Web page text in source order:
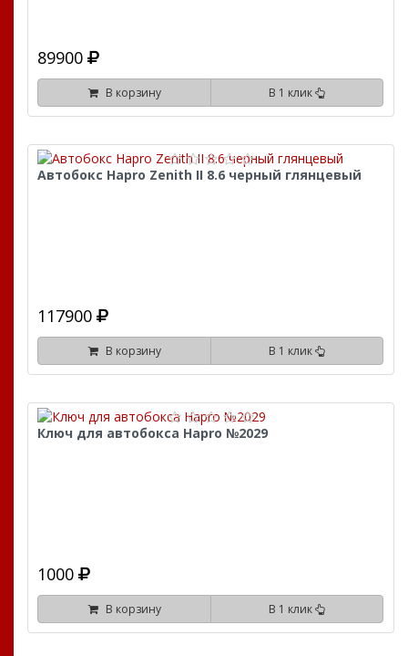
89900
В корзину В 1 клик
Автобокс Hapro Zenith II 8.6 черный глянцевый
117900
В корзину В 1 клик
Ключ для автобокса Hapro №2029
1000
В корзину В 1 клик